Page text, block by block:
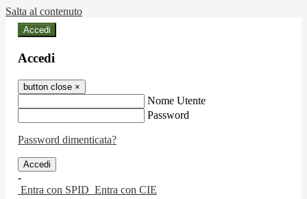
Salta al contenuto
Accedi
Accedi
button close ×
Nome Utente
Password
Password dimenticata?
-
Entra con SPID Entra con CIE